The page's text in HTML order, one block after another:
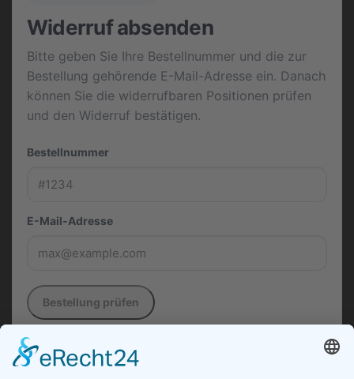
Widerruf absenden
Bitte geben Sie Ihre Bestellnummer und die zur
Bestellung gehörende E-Mail-Adresse ein. Danach
können Sie die widerrufbaren Positionen prüfen
und den Widerruf bestätigen.
Bestellnummer
E-Mail-Adresse
Bestellung prüfen
Die in diesem Formular verwendeten Daten werden
ausschließlich zur Entgegennahme, Dokumentation